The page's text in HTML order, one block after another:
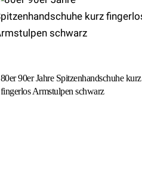
80er 90er Jahre Spitzenhandschuhe kurz
fingerlos Armstulpen schwarz